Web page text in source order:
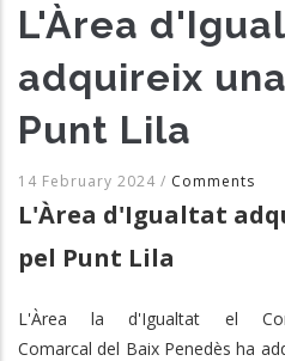
L'Àrea
adquireix
Punt Lila
14 February 2024 / Comments
L'Àrea d'Igualtat
pel Punt Lila
L'Àrea la d'Igualtat el
Comarcal del Baix Penedès ha